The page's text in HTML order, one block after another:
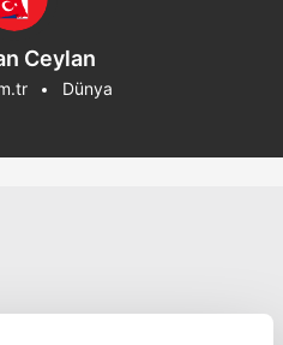
Ceylan
Dünya